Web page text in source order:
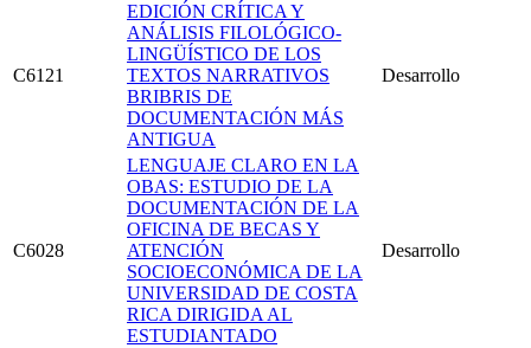
C6121
EDICIÓN CRÍTICA Y
ANÁLISIS FILOLÓGICO-
LINGÜÍSTICO DE LOS
TEXTOS NARRATIVOS
BRIBRIS DE
DOCUMENTACIÓN MÁS
ANTIGUA
Desarrollo
C6028
LENGUAJE CLARO EN LA
OBAS: ESTUDIO DE LA
DOCUMENTACIÓN DE LA
OFICINA DE BECAS Y
ATENCIÓN
SOCIOECONÓMICA DE LA
UNIVERSIDAD DE COSTA
RICA DIRIGIDA AL
ESTUDIANTADO
Desarrollo